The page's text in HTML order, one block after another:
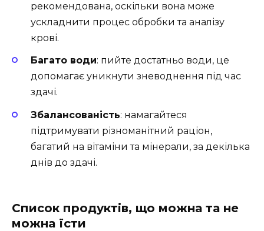
рекомендована, оскільки вона може
ускладнити процес обробки та аналізу
крові.
Багато води: пийте достатньо води, це
допомагає уникнути зневоднення під час
здачі.
Збалансованість: намагайтеся
підтримувати різноманітний раціон,
багатий на вітаміни та мінерали, за декілька
днів до здачі.
Список продуктів, що можна та не
можна їсти